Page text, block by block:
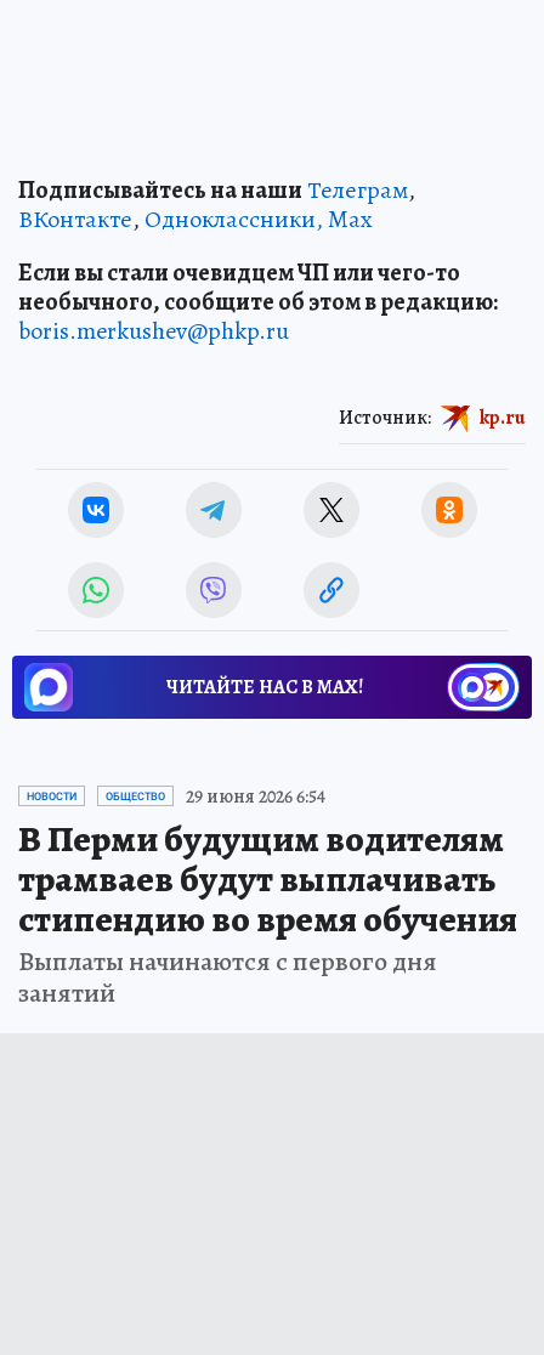
Подписывайтесь на нашиТелеграм,
ВКонтакте, Одноклассники,Max
Если вы стали очевидцем ЧП или чего-то
необычного, сообщите об этом в редакцию:
boris.merkushev@phkp.ru
Источник: kp.ru
ЧИТАЙТЕ НАС В МАХ!
НОВОСТИ ОБЩЕСТВО 29 июня 2026 6:54
В Перми будущим водителям
трамваев будут выплачивать
стипендию во время обучения
Выплаты начинаются с первого дня
занятий